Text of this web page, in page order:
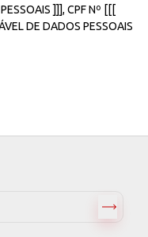
]]], CPF Nº [[[
DE DADOS PESSOAIS